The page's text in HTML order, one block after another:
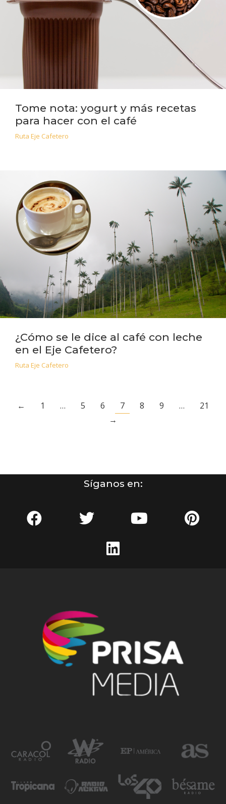
Tome nota: yogurt y más recetas
para hacer con el café
Ruta Eje Cafetero
¿Cómo se le dice al café con leche
en el Eje Cafetero?
Ruta Eje Cafetero
← 1 … 5 6 7 8 9 …
21
→
Síganos en: